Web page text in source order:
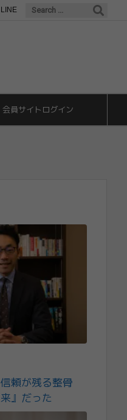
会員サイトログイン
LINE
頼が残る整骨
』だった